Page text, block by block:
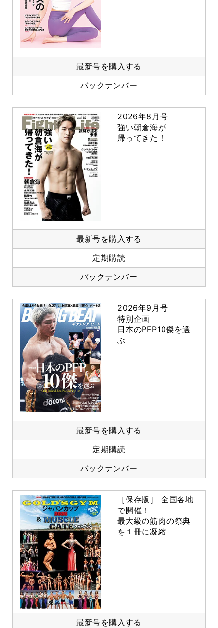
最新号を購入する
バックナンバー
2026年8月号
強い朝倉海が
帰ってきた！
最新号を購入する
定期購読
バックナンバー
2026年9月号
特別企画
日本のPFP10傑を選
ぶ
最新号を購入する
定期購読
バックナンバー
［保存版］ 全国各地
で開催！
最大級の筋肉の祭典
を１冊に凝縮
最新号を購入する